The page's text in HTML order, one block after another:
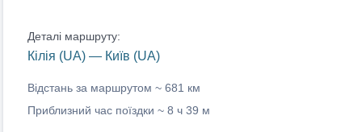
Деталі маршруту:
Кілія (UA) — Київ (UA)
Відстань за маршрутом ~ 681 км
Приблизний час поїздки ~ 8 ч 39 м